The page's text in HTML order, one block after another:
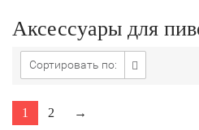
Аксессуары для
Сортировать по:
1 2 →